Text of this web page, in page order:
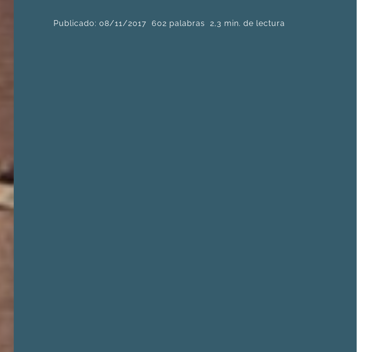
Publicado: 08/11/2017 602 palabras 2,3 min. de lectura